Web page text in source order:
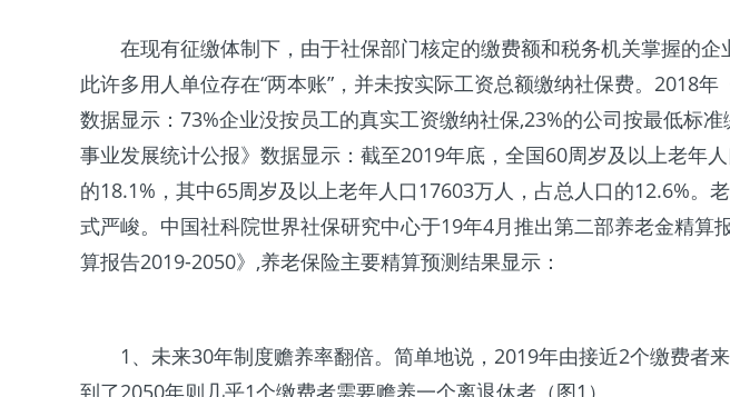
在现有征缴体制下，由于社保部门核定的缴费额和税务机关掌握的企
此许多用人单位存在“两本账”，并未按实际工资总额缴纳社保费。2018年
数据显示：73%企业没按员工的真实工资缴纳社保,23%的公司按最低标
事业发展统计公报》数据显示：截至2019年底，全国60周岁及以上老年
的18.1%，其中65周岁及以上老年人口17603万人，占总人口的12.6%。
式严峻。中国社科院世界社保研究中心于19年4月推出第二部养老金精
算报告2019-2050》,养老保险主要精算预测结果显示：
1、未来30年制度赡养率翻倍。简单地说，2019年由接近2个缴费者
到了2050年则几乎1个缴费者需要赡养一个离退休者（图1）